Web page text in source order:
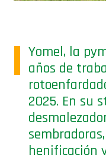
Yomel, la
años de
2025. En su
henificación